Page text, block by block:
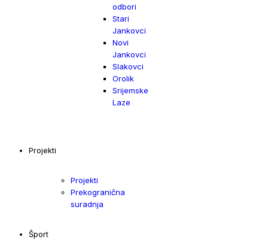
odbori
Stari
Jankovci
Novi
Jankovci
Slakovci
Orolik
Srijemske
Laze
Projekti
Projekti
Prekogranična
suradnja
Šport